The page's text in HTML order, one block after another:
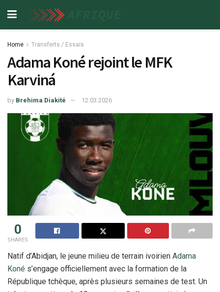
Home Transferts / Essais
Adama Koné rejoint le MFK
Karviná
by Brehima Diakité 12.03.2026
0
SHARES
Natif d’Abidjan, le jeune milieu de terrain ivoirien Adama
Koné s’engage officiellement avec la formation de la
République tchèque, après plusieurs semaines de test. Un